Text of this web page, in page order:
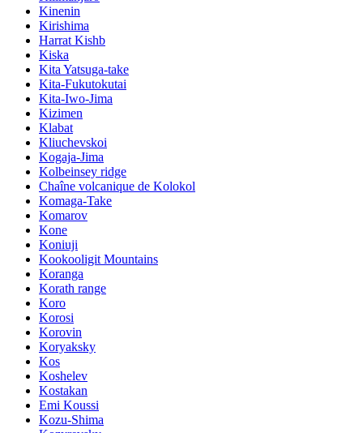
Kinenin
Kirishima
Harrat Kishb
Kiska
Kita Yatsuga-take
Kita-Fukutokutai
Kita-Iwo-Jima
Kizimen
Klabat
Kliuchevskoi
Kogaja-Jima
Kolbeinsey ridge
Chaîne volcanique de Kolokol
Komaga-Take
Komarov
Kone
Koniuji
Kookooligit Mountains
Koranga
Korath range
Koro
Korosi
Korovin
Koryaksky
Kos
Koshelev
Kostakan
Emi Koussi
Kozu-Shima